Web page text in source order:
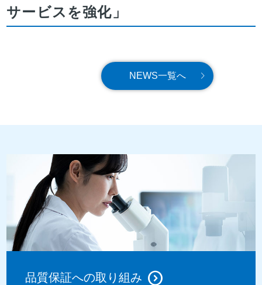
サービスを強化」
NEWS一覧へ
品質保証への取り組み